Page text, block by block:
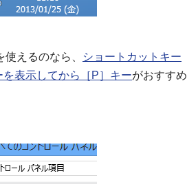
えるのなら、
ショートカットキー
を表示してから［P］キーがおすすめ